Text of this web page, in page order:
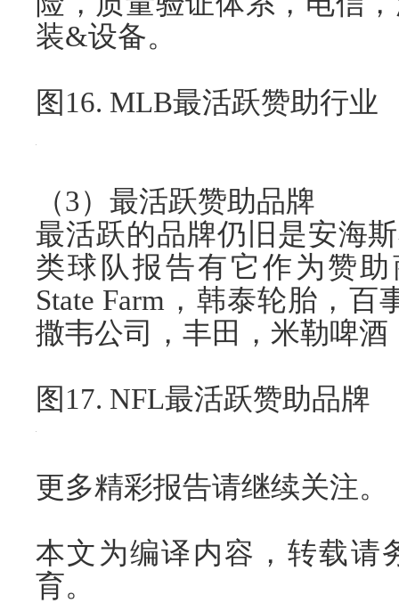
装&设备。
图16. MLB最活跃赞助行业
（3）最活跃赞助品牌
最活跃的品牌仍旧是安海
类球队报告有它作为赞助
State Farm，韩泰轮胎，
撒韦公司，丰田，米勒啤酒
图17. NFL最活跃赞助品牌
更多精彩报告请继续关注。
本文为编译内容，转载请
育。